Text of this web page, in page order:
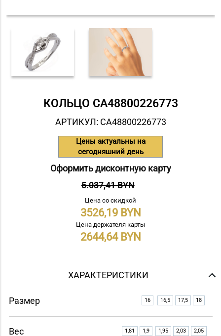
КОЛЬЦО СA48800226773
АРТИКУЛ: СA48800226773
Цены актуальны на
сегодняшний день
Оформить дисконтную карту
5.037,41 BYN
Цена со скидкой
3526,19
Цена держателя карты
2644,64
ХАРАКТЕРИСТИКИ
Размер 16 16,5 17,5 18
Вес 1,81 1,9 1,95 2,03 2,05